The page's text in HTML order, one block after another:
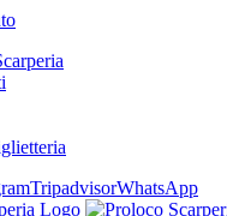
TripadvisorWhatsApp